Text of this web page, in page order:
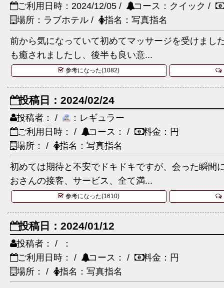
ご利用日時：2024/12/05 /
コース：クイック /
場所：ラブホテル /
指名：写真指名
前から気になっていて初めてマッサージを受けまし
も癒されましたし、後半も良い意...
参考になった(1082)
投稿日：2024/02/24
投稿者： /
：レギュラー
ご利用日時： /
コース： /
料金：円
場所： /
指名：写真指名
初めては期待と不安でドキドキですが、会った瞬間
おさんの接客、サービス、全て満...
参考になった(1610)
投稿日：2024/01/12
投稿者： / ：
ご利用日時： /
コース： /
料金：円
場所： /
指名：写真指名